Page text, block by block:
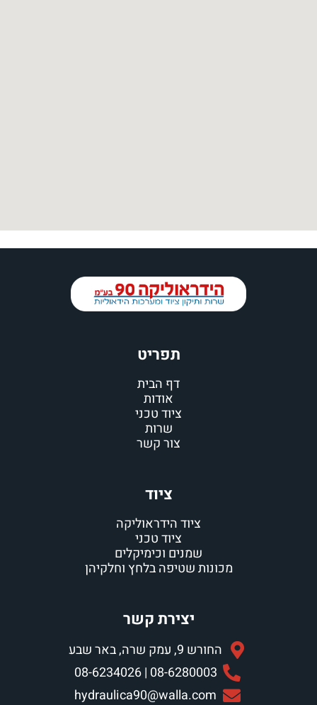
תפריט
דף הבית
אודות
ציוד טכני
שרות
צור קשר
ציוד
ציוד הידראוליקה
ציוד טכני
שמנים וכימיקלים
מכונות שטיפה בלחץ וחלקיהן
יצירת קשר
החורש 9, עמק שרה, באר שבע
08-6280003 | 08-6234026
hydraulica90@walla.com